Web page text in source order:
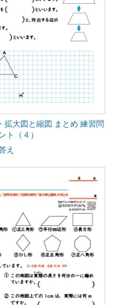
拡大図と縮図 まとめ 練習問
ト（４）
え